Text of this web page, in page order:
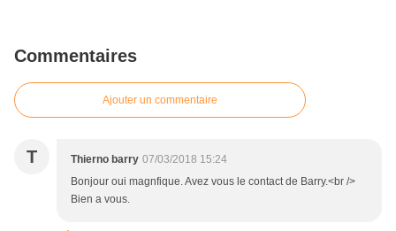
Commentaires
Ajouter un commentaire
T Thierno barry 07/03/2018 15:24
Bonjour oui magnfique. Avez vous le contact de Barry.<br />
Bien a vous.